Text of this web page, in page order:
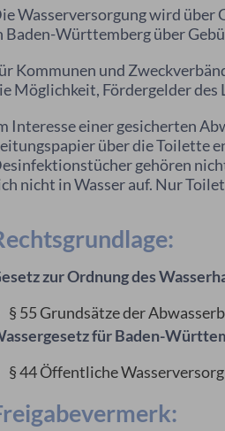
Wasserversorgung wird
Baden-Württemberg über
Kommunen und
Möglichkeit, Fördergelder
Interesse einer gesicherten
über die Toilette
gehören
nicht in Wasser auf. Nur
zur Ordnung des
§ 55 Grundsätze der
für Baden-
§ 44 Öffentliche